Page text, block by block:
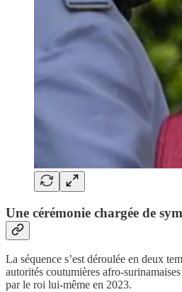
Une cérémonie chargée de
La séquence s’est déroulée en deux
autorités coutumières afro-
par le roi lui-même en 2023.